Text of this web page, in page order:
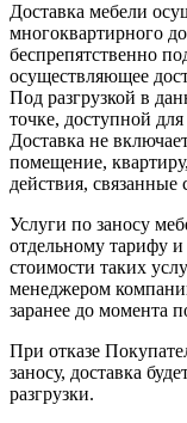
Доставка мебели
многоквартирного
беспрепятственно
осуществляющее
Под разгрузкой в
точке, доступной
Доставка не
помещение,
действия, связанные
Услуги по заносу
отдельному тарифу
стоимости таких
менеджером
заранее до момента
При отказе
заносу, доставка
разгрузки.